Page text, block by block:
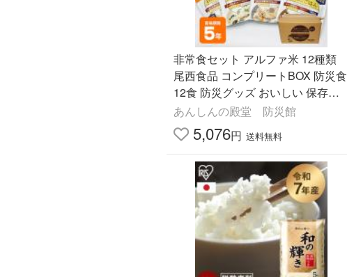
非常食セット アルファ米 12種類
尾西食品 コンプリートBOX 防災食
12食 防災グッズ おいしい 保存食
賞味期限2031年2月
あんしんの殿堂 防災館
5,076円 送料無料